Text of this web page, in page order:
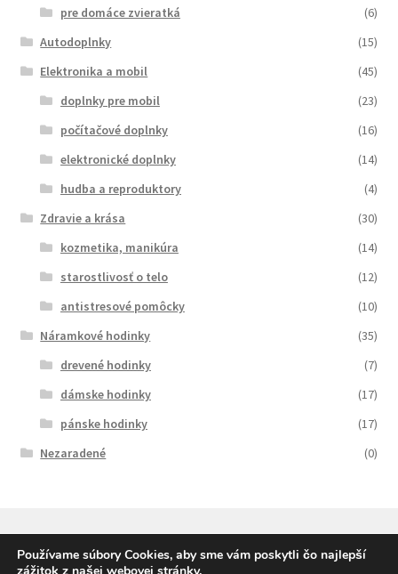
pre domáce zvieratká
(6)
Autodoplnky
(15)
Elektronika a mobil
(45)
doplnky pre mobil
(23)
počítačové doplnky
(16)
elektronické doplnky
(14)
hudba a reproduktory
(4)
Zdravie a krása
(30)
kozmetika, manikúra
(14)
starostlivosť o telo
(12)
antistresové pomôcky
(10)
Náramkové hodinky
(35)
drevené hodinky
(7)
dámske hodinky
(17)
pánske hodinky
(17)
Nezaradené
(0)
Používame súbory Cookies, aby sme vám poskytli čo najlepší